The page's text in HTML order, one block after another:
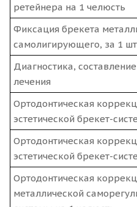
ретейнера на 1 челюсть
Фиксация брекета
самолигирующего, за 1
Диагностика,
лечения
Ортодонтическая
эстетической брекет-
Ортодонтическая
эстетической брекет-
Ортодонтическая
металлической